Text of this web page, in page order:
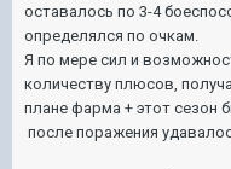
оставалось по 3-4
определялся по очкам.
Я по мере сил и
количеству плюсов,
плане фарма + этот
после поражения